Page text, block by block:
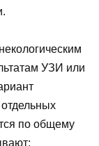
УЗИ или
по общему